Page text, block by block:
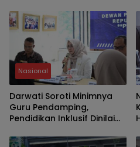
Nasional
Darwati Soroti Minimnya
Guru Pendamping,
Pendidikan Inklusif Dinilai
Kendala